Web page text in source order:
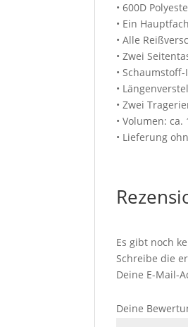
• 600D
• Ein
• Alle
• Zwei
•
•
• Zwei
• Volumen: ca.
• Lieferung
Es gibt noch
Schreibe die
Deine E-Mail-
Deine